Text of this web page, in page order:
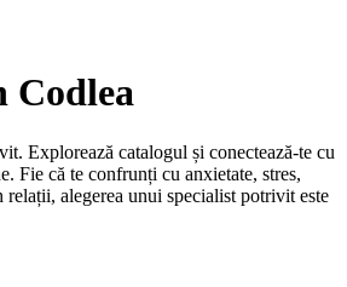
Codlea
Explorează catalogul și conectează-te cu
Fie că te confrunți cu anxietate, stres,
alegerea unui specialist potrivit este